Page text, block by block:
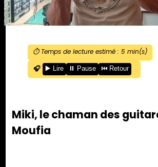
⏱️ Temps de lecture estimé : 5min(s)
🎧
▶️ Lire ⏸️ Pause ⏮️ Retour
Miki, le chaman des
Moufia